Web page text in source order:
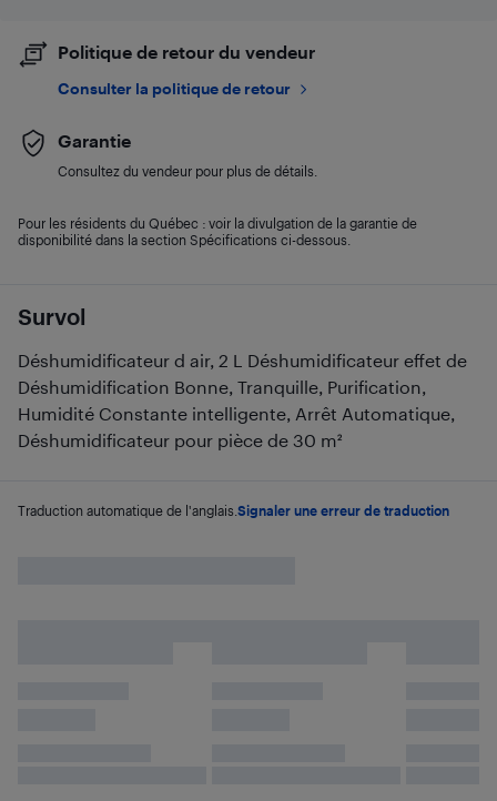
Survol
Déshumidificateur d air, 2 L Déshumidificateur effet de
Déshumidification Bonne, Tranquille, Purification,
Humidité Constante intelligente, Arrêt Automatique,
Déshumidificateur pour pièce de 30 m²
Traduction automatique de l'anglais. Signaler une erreur de traduction
Politique de retour du vendeur
Consulter la politique de retour
Garantie
Consultez du vendeur pour plus de détails.
Pour les résidents du Québec : voir la divulgation de la garantie de
disponibilité dans la section Spécifications ci-dessous.